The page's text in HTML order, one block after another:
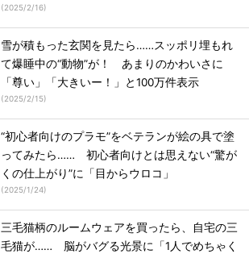
(2025/2/16)
雪が積もった玄関を見たら……スッポリ埋もれ
て爆睡中の“動物”が！ あまりのかわいさに
「尊い」「大きいー！」と100万件表示
(2025/2/15)
“初心者向けのプラモ”をベテランが絵の具で塗
ってみたら…… 初心者向けとは思えない“驚が
くの仕上がり”に「目からウロコ」
(2025/1/24)
三毛猫柄のルームウェアを買ったら、自宅の三
毛猫が…… 脳がバグる光景に「1人でめちゃく